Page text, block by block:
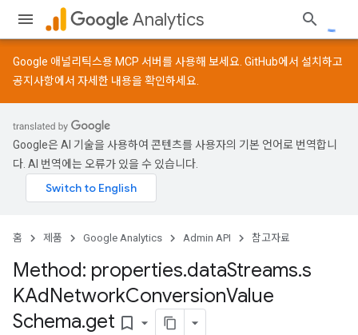
Analytics
Google 애널리틱스용 MCP 서버를 사용해 보세요. GitHub에서 설치하고
공지사항에서 자세한 내용을 확인하세요.
Google은 AI 기술을 사용하여 콘텐츠를 사용자의 기본 언어로 번역합니
다. AI 번역에는 오류가 있을 수 있습니다.
홈 제품 Google Analytics Admin API 참고자료
Method: properties.dataStreams.s
KAdNetworkConversionValue
Schema.get bookmark_border